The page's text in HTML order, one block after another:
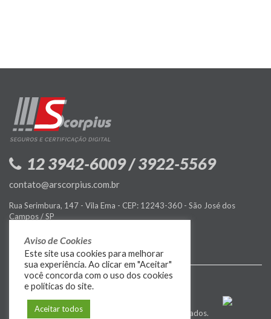
12 3942-6009 / 3922-5569
contato@arscorpius.com.br
Rua Serimbura, 147 - Vila Ema - CEP: 12243-360 - São José dos
Campos / SP
Política de Privacidade
© 2009-2026 MIDIASIM . Todos os direitos reservados.
Aviso de Cookies
Este site usa cookies para melhorar
sua experiência. Ao clicar em "Aceitar"
você concorda com o uso dos cookies
e políticas do site.
Aceitar todos